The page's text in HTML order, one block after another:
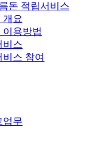
돈 적립서비스
개요
이용방법
비스
스 참여
업무